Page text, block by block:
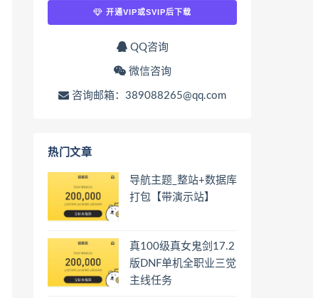
开通VIP或SVIP后下载
QQ咨询
微信咨询
咨询邮箱：389088265@qq.com
热门文章
导航主题_整站+数据库
打包【带演示站】
真100级真女鬼剑17.2
版DNF单机全职业三觉
主线任务